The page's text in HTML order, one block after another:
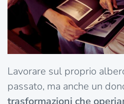
Lavorare sul proprio
passato, ma anche un